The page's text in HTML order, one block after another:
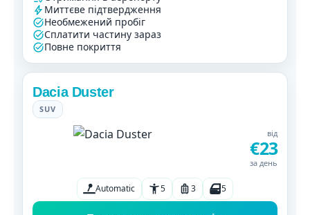
Миттєве підтвердження
Необмежений пробіг
Сплатити частину зараз
Повне покриття
Dacia Duster
SUV
від
€23
за день
Automatic 5 3 5